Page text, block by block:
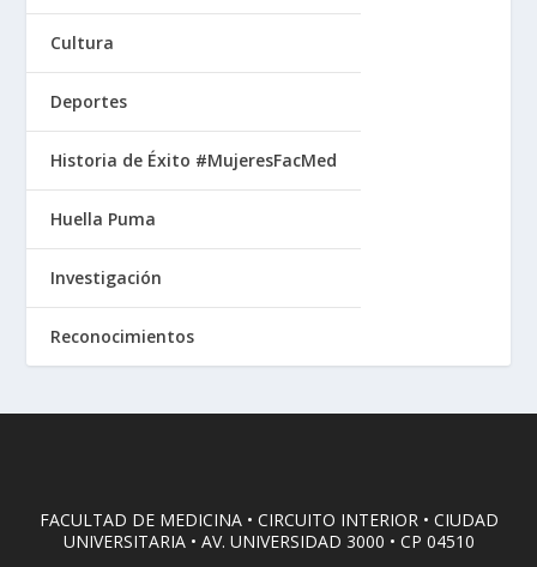
Cultura
Deportes
Historia de Éxito #MujeresFacMed
Huella Puma
Investigación
Reconocimientos
FACULTAD DE MEDICINA • CIRCUITO INTERIOR • CIUDAD
UNIVERSITARIA • AV. UNIVERSIDAD 3000 • CP 04510